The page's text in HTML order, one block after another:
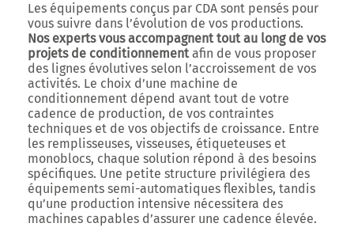
Les équipements conçus par CDA sont pensés pour
vous suivre dans l’évolution de vos productions.
Nos experts vous accompagnent tout au long de vos
projets de conditionnementafin de vous proposer
des lignes évolutives selon l’accroissement de vos
activités. Le choix d’une machine de
conditionnement dépend avant tout de votre
cadence de production, de vos contraintes
techniques et de vos objectifs de croissance. Entre
les remplisseuses, visseuses, étiqueteuses et
monoblocs, chaque solution répond à des besoins
spécifiques. Une petite structure privilégiera des
équipements semi-automatiques flexibles, tandis
qu’une production intensive nécessitera des
machines capables d’assurer une cadence élevée.